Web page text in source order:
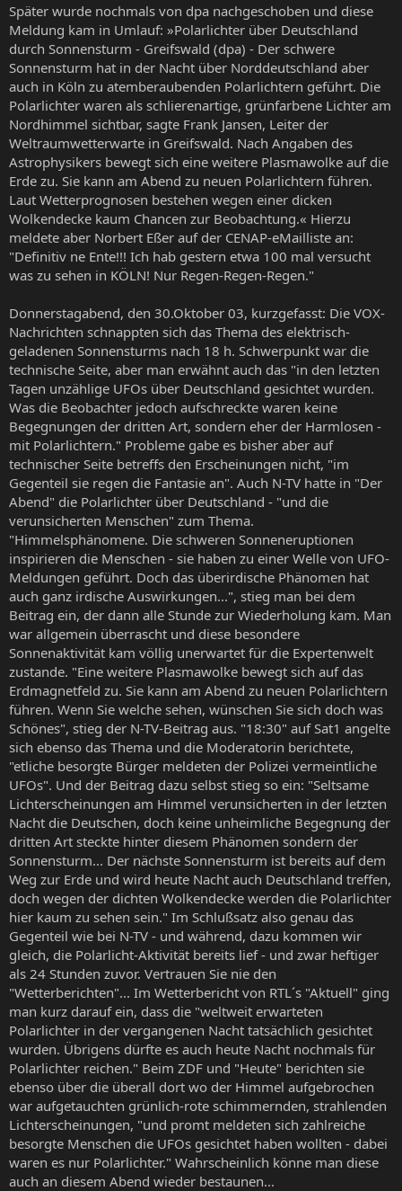
Später wurde nochmals von dpa nachgeschoben und diese
Meldung kam in Umlauf: »Polarlichter über Deutschland
durch Sonnensturm - Greifswald (dpa) - Der schwere
Sonnensturm hat in der Nacht über Norddeutschland aber
auch in Köln zu atemberaubenden Polarlichtern geführt. Die
Polarlichter waren als schlierenartige, grünfarbene Lichter am
Nordhimmel sichtbar, sagte Frank Jansen, Leiter der
Weltraumwetterwarte in Greifswald. Nach Angaben des
Astrophysikers bewegt sich eine weitere Plasmawolke auf die
Erde zu. Sie kann am Abend zu neuen Polarlichtern führen.
Laut Wetterprognosen bestehen wegen einer dicken
Wolkendecke kaum Chancen zur Beobachtung.« Hierzu
meldete aber Norbert Eßer auf der CENAP-eMailliste an:
"Definitiv ne Ente!!! Ich hab gestern etwa 100 mal versucht
was zu sehen in KÖLN! Nur Regen-Regen-Regen."
Donnerstagabend, den 30.Oktober 03, kurzgefasst: Die VOX-
Nachrichten schnappten sich das Thema des elektrisch-
geladenen Sonnensturms nach 18 h. Schwerpunkt war die
technische Seite, aber man erwähnt auch das "in den letzten
Tagen unzählige UFOs über Deutschland gesichtet wurden.
Was die Beobachter jedoch aufschreckte waren keine
Begegnungen der dritten Art, sondern eher der Harmlosen -
mit Polarlichtern." Probleme gabe es bisher aber auf
technischer Seite betreffs den Erscheinungen nicht, "im
Gegenteil sie regen die Fantasie an". Auch N-TV hatte in "Der
Abend" die Polarlichter über Deutschland - "und die
verunsicherten Menschen" zum Thema.
"Himmelsphänomene. Die schweren Sonneneruptionen
inspirieren die Menschen - sie haben zu einer Welle von UFO-
Meldungen geführt. Doch das überirdische Phänomen hat
auch ganz irdische Auswirkungen...", stieg man bei dem
Beitrag ein, der dann alle Stunde zur Wiederholung kam. Man
war allgemein überrascht und diese besondere
Sonnenaktivität kam völlig unerwartet für die Expertenwelt
zustande. "Eine weitere Plasmawolke bewegt sich auf das
Erdmagnetfeld zu. Sie kann am Abend zu neuen Polarlichtern
führen. Wenn Sie welche sehen, wünschen Sie sich doch was
Schönes", stieg der N-TV-Beitrag aus. "18:30" auf Sat1 angelte
sich ebenso das Thema und die Moderatorin berichtete,
"etliche besorgte Bürger meldeten der Polizei vermeintliche
UFOs". Und der Beitrag dazu selbst stieg so ein: "Seltsame
Lichterscheinungen am Himmel verunsicherten in der letzten
Nacht die Deutschen, doch keine unheimliche Begegnung der
dritten Art steckte hinter diesem Phänomen sondern der
Sonnensturm... Der nächste Sonnensturm ist bereits auf dem
Weg zur Erde und wird heute Nacht auch Deutschland treffen,
doch wegen der dichten Wolkendecke werden die Polarlichter
hier kaum zu sehen sein." Im Schlußsatz also genau das
Gegenteil wie bei N-TV - und während, dazu kommen wir
gleich, die Polarlicht-Aktivität bereits lief - und zwar heftiger
als 24 Stunden zuvor. Vertrauen Sie nie den
"Wetterberichten"... Im Wetterbericht von RTL´s "Aktuell" ging
man kurz darauf ein, dass die "weltweit erwarteten
Polarlichter in der vergangenen Nacht tatsächlich gesichtet
wurden. Übrigens dürfte es auch heute Nacht nochmals für
Polarlichter reichen." Beim ZDF und "Heute" berichten sie
ebenso über die überall dort wo der Himmel aufgebrochen
war aufgetauchten grünlich-rote schimmernden, strahlenden
Lichterscheinungen, "und promt meldeten sich zahlreiche
besorgte Menschen die UFOs gesichtet haben wollten - dabei
waren es nur Polarlichter." Wahrscheinlich könne man diese
auch an diesem Abend wieder bestaunen...